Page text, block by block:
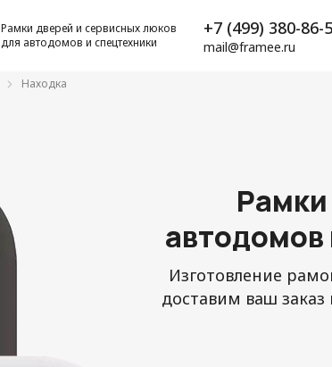
Рамки дверей и сервисных люков
для автодомов и спецтехники
+7 (499) 380-86-
mail@framee.ru
Находка
автодомов
Изготовление
доставим ваш